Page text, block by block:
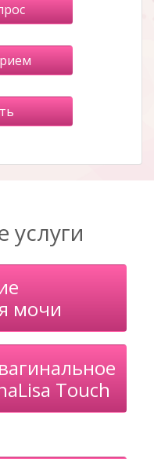
услуги
мочи
Touch